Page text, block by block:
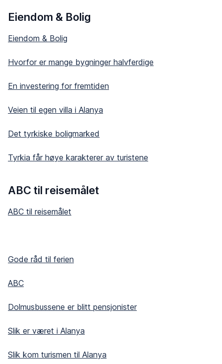
Eiendom & Bolig
Eiendom & Bolig
Hvorfor er mange bygninger halvferdige
En investering for fremtiden
Veien til egen villa i Alanya
Det tyrkiske boligmarked
Tyrkia får høye karakterer av turistene
ABC til reisemålet
ABC til reisemålet
Gode råd til ferien
ABC
Dolmusbussene er blitt pensjonister
Slik er været i Alanya
Slik kom turismen til Alanya